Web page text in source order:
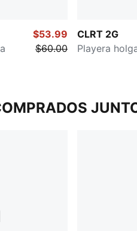
$53.99
$60.00
CLRT 2G
Playera